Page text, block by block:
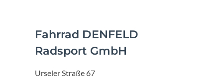
Fahrrad DENFELD
Radsport GmbH
Urseler Straße 67